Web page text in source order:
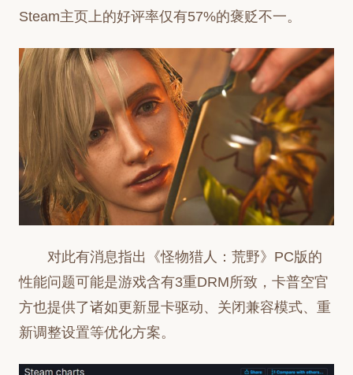
Steam主页上的好评率仅有57%的褒贬不一。
对此有消息指出《怪物猎人：荒野》PC版的
性能问题可能是游戏含有3重DRM所致，卡普空官
方也提供了诸如更新显卡驱动、关闭兼容模式、重
新调整设置等优化方案。